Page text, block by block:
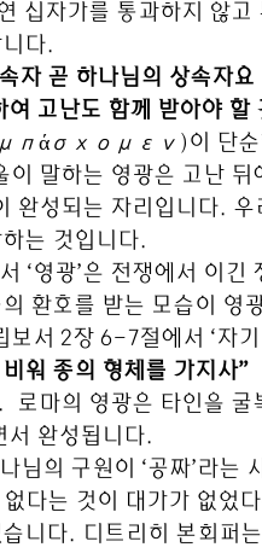
십자가를 통과하지 않
다.
자 곧 하나님의 상속자
여 고난도 함께 받아야 할
이 단순한
이 말하는 영광은 고난
완성되는 자리입니다.
는 것입니다.
‘영광’은 전쟁에서 이
환호를 받는 모습이 영
보서 2장 6-7절에서 ‘자
워 종의 형체를 가지사”
로마의 영광은 타인을
서 완성됩니다.
님의 구원이 ‘공짜’라는
다는 것이 대가가 없었
니다. 디트리히 본회퍼